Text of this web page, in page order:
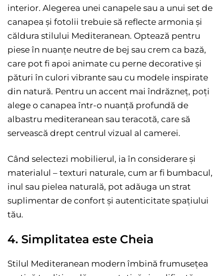
interior. Alegerea unei canapele sau a unui set de
canapea și fotolii trebuie să reflecte armonia și
căldura stilului Mediteranean. Optează pentru
piese în nuanțe neutre de bej sau crem ca bază,
care pot fi apoi animate cu perne decorative și
pături în culori vibrante sau cu modele inspirate
din natură. Pentru un accent mai îndrăzneț, poți
alege o canapea într-o nuanță profundă de
albastru mediteranean sau teracotă, care să
servească drept centrul vizual al camerei.
Când selectezi mobilierul, ia în considerare și
materialul – texturi naturale, cum ar fi bumbacul,
inul sau pielea naturală, pot adăuga un strat
suplimentar de confort și autenticitate spațiului
tău.
4. Simplitatea este Cheia
Stilul Mediteranean modern îmbină frumusețea